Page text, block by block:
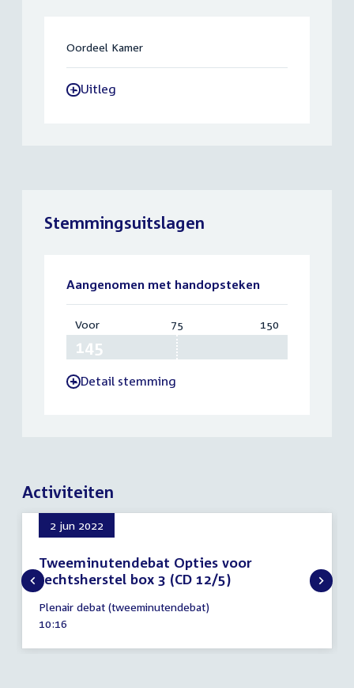
Oordeel Kamer
-Uitleg
Stemmingsuitslagen
Aangenomen met handopsteken
Voor:
145
75 150
-Detail stemming
Activiteiten
2 jun 2022
Tweeminutendebat Opties voor
rechtsherstel box 3 (CD 12/5)
juni
2022
Plenair debat (tweeminutendebat)
Tijd
10:16